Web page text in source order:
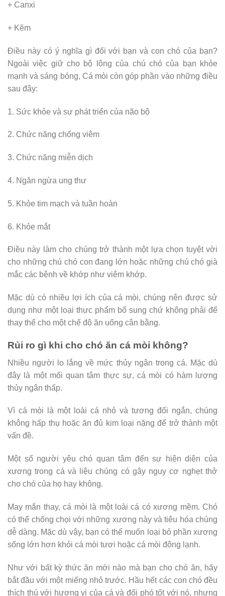
+ Canxi
+ Kẽm
Điều này có ý nghĩa gì đối với bạn và con chó của bạn?
Ngoài việc giữ cho bộ lông của chú chó của bạn khỏe
mạnh và sáng bóng, Cá mòi còn góp phần vào những điều
sau đây:
1. Sức khỏe và sự phát triển của não bộ
2. Chức năng chống viêm
3. Chức năng miễn dịch
4. Ngăn ngừa ung thư
5. Khỏe tim mạch và tuần hoàn
6. Khỏe mắt
Điều này làm cho chúng trở thành một lựa chọn tuyệt vời
cho những chú chó con đang lớn hoặc những chú chó già
mắc các bệnh về khớp như viêm khớp.
Mặc dù có nhiều lợi ích của cá mòi, chúng nên được sử
dụng như một loại thực phẩm bổ sung chứ không phải để
thay thế cho một chế độ ăn uống cân bằng.
Rủi ro gì khi cho chó ăn cá mòi không?
Nhiều người lo lắng về mức thủy ngân trong cá. Mặc dù
đây là một mối quan tâm thực sự, cá mòi có hàm lượng
thủy ngân thấp.
Vì cá mòi là một loài cá nhỏ và tương đối ngắn, chúng
không hấp thụ hoặc ăn đủ kim loại nặng để trở thành một
vấn đề.
Một số người yêu chó quan tâm đến sự hiện diện của
xương trong cá và liệu chúng có gây nguy cơ nghẹt thở
cho chó của họ hay không.
May mắn thay, cá mòi là một loài cá có xương mềm. Chó
có thể chống chọi với những xương này và tiêu hóa chúng
dễ dàng. Mặc dù vậy, bạn có thể muốn loại bỏ phần xương
sống lớn hơn khỏi cá mòi tươi hoặc cá mòi đông lạnh.
Như với bất kỳ thức ăn mới nào mà bạn cho chó ăn, hãy
bắt đầu với một miếng nhỏ trước. Hầu hết các con chó đều
thích thú với hương vị của cá và đối phó tốt với nó, nhưng